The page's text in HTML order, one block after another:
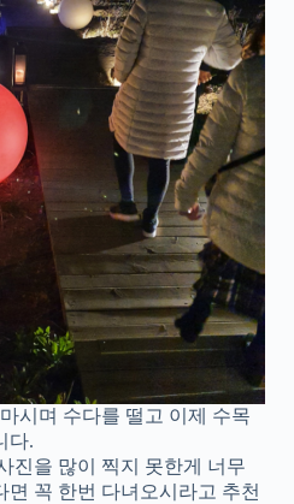
시며 수다를 떨고 이제 수목
다.
진을 많이 찍지 못한게 너무
꼭 한번 다녀오시라고 추천